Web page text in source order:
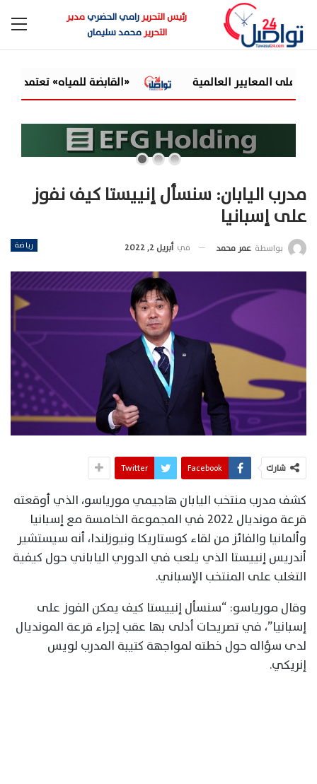
رئيس التحريررامي الحضريمدير
التحريرمحمد سليمان
«القابضة للمياه» تعتمد الموازنة التقديرية لـ9 شركات تابعة للعام المالي 2026/2027
مدرب اليابان: سنسأل إنييستا كيف نفوز
على إسبانيا
رياضة بواسطة عمر محمد في أبريل 2, 2022
شارك Facebook
Twitter
كشف مدرب منتخب اليابان هاجيمي مورياسو، الذي أوقعته
قرعة مونديال 2022 في المجموعة الخامسة مع إسبانيا
وألمانيا والفائز من لقاء كوستاريكا ونيوزلندا، أنه سيستشير
أندريس إنييستا الذي يلعب في الدوري الياباني حول كيفية
التغلب على المنتخب الإسباني.
وقال مورياسو: “سنسأل إنييستا كيف يمكن الفوز على
إسبانيا”، في تصريحات أدلى بها عقب إجراء قرعة المونديال
لدى سؤاله حول خطته لمواجهة كتيبة المدرب لويس
إنريكي.